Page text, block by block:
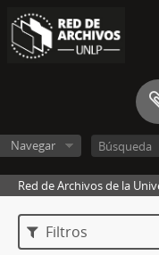
Navegar
Red de Archivos de la
Filtros